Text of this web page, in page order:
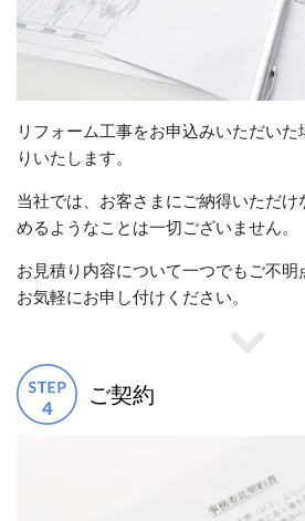
リフォーム工事をお申込みいただい
りいたします。
当社では、お客さまにご納得いただ
めるようなことは一切ございません。
お見積り内容について一つでもご不明
お気軽にお申し付けください。
ご契約